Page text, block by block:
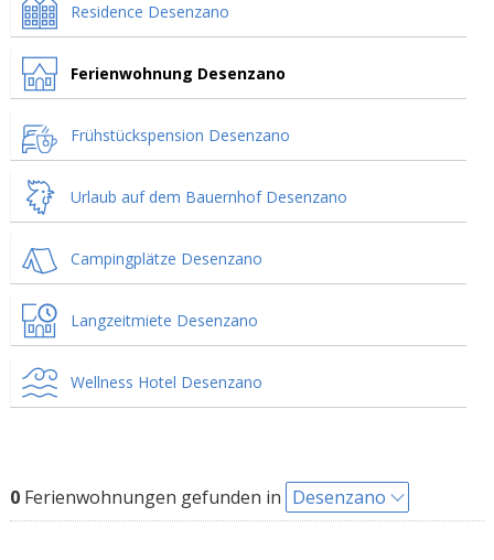
Residence Desenzano
Ferienwohnung Desenzano
Frühstückspension Desenzano
Urlaub auf dem Bauernhof Desenzano
Campingplätze Desenzano
Langzeitmiete Desenzano
Wellness Hotel Desenzano
0Ferienwohnungen gefunden in Desenzano